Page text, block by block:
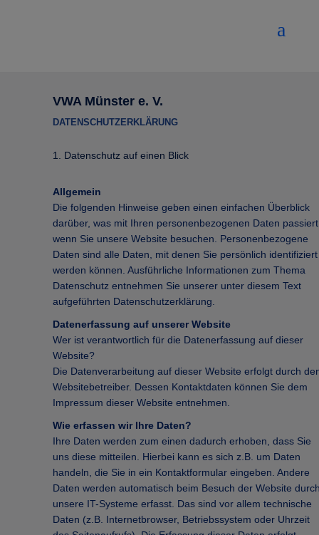
VWA Münster e. V.
DATENSCHUTZERKLÄRUNG
1. Datenschutz auf einen Blick
Allgemein
Die folgenden Hinweise geben einen einfachen Überblick
darüber, was mit Ihren personenbezogenen Daten
wenn Sie unsere Website besuchen. Personenbezogene
Daten sind alle Daten, mit denen Sie persönlich identifiziert
werden können. Ausführliche Informationen zum Thema
Datenschutz entnehmen Sie unserer unter diesem Text
aufgeführten Datenschutzerklärung.
Datenerfassung auf unserer Website
Wer ist verantwortlich für die Datenerfassung auf dieser
Website?
Die Datenverarbeitung auf dieser Website erfolgt durch
Websitebetreiber. Dessen Kontaktdaten können Sie dem
Impressum dieser Website entnehmen.
Wie erfassen wir Ihre Daten?
Ihre Daten werden zum einen dadurch erhoben, dass Sie
uns diese mitteilen. Hierbei kann es sich z.B. um Daten
handeln, die Sie in ein Kontaktformular eingeben. Andere
Daten werden automatisch beim Besuch der Website
unsere IT-Systeme erfasst. Das sind vor allem technische
Daten (z.B. Internetbrowser, Betriebssystem oder Uhrzeit